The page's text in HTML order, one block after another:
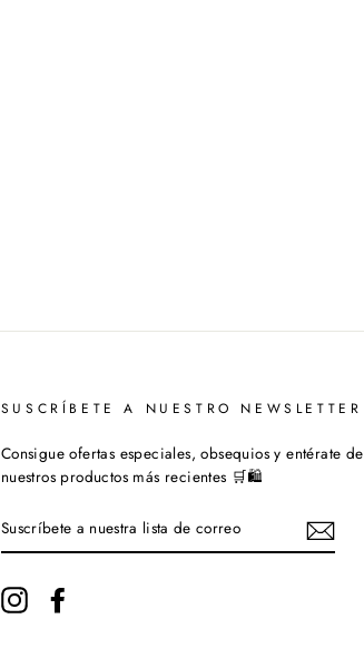
SUSCRÍBETE A NUESTRO NEWSLETTER
Consigue ofertas especiales, obsequios y entérate de
nuestros productos más recientes 🛒🛍️
A
NUESTRA
DE
CORREO
Instagram